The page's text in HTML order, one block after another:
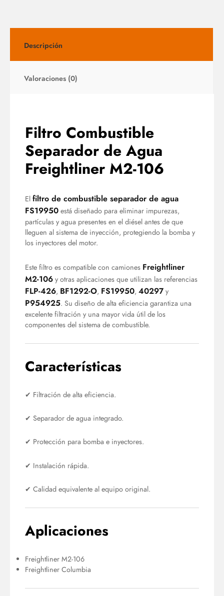
Descripción
Valoraciones (0)
Filtro Combustible
Separador de Agua
Freightliner M2-106
El filtro de combustible separador de agua
FS19950 está diseñado para eliminar impurezas,
partículas y agua presentes en el diésel antes de que
lleguen al sistema de inyección, protegiendo la bomba y
los inyectores del motor.
Este filtro es compatible con camiones Freightliner
M2-106 y otras aplicaciones que utilizan las referencias
FLP-426, BF1292-O, FS19950, 40297 y
P954925. Su diseño de alta eficiencia garantiza una
excelente filtración y una mayor vida útil de los
componentes del sistema de combustible.
Características
✔ Filtración de alta eficiencia.
✔ Separador de agua integrado.
✔ Protección para bomba e inyectores.
✔ Instalación rápida.
✔ Calidad equivalente al equipo original.
Aplicaciones
Freightliner M2-106
Freightliner Columbia